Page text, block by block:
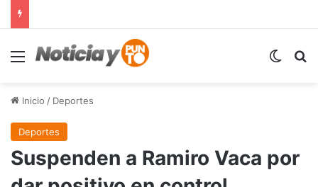
Menú
Inicio / Deportes
Deportes
Suspenden a Ramiro Vaca por